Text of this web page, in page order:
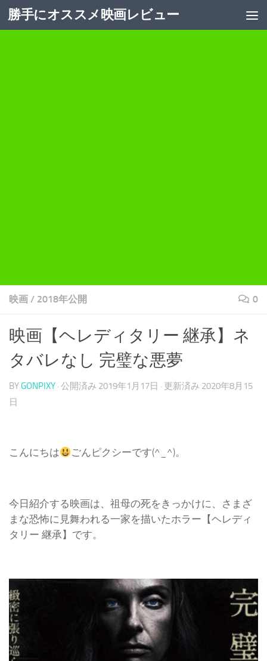
コンテンツへスキップ
勝手にオススメ映画レビュー
映画 / 2018年公開 0
映画【ヘレディタリー 継承】ネ
タバレなし 完璧な悪夢
BYGONPIXY · 公開済み 2019年1月17日 · 更新済み 2020年8月15
日
こんにちは ごんピクシーです(^_^)。
今日紹介する映画は、祖母の死をきっかけに、さまざ
まな恐怖に見舞われる一家を描いたホラー【ヘレディ
タリー 継承】です。